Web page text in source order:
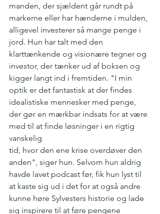
manden, der sjældent går rundt på
markerne eller har hænderne i mulden,
alligevel investerer så mange penge i
jord. Hun har talt med den
klarttænkende og visionære tegner og
investor, der tænker ud af boksen og
kigger langt ind i fremtiden. "I min
optik er det fantastisk at der findes
idealistiske mennesker med penge,
der gør en mærkbar indsats for at være
med til at finde løsninger i en rigtig
vanskelig
tid, hvor den ene krise overdøver den
anden", siger hun. Selvom hun aldrig
havde lavet podcast før, fik hun lyst til
at kaste sig ud i det for at også andre
kunne høre Sylvesters historie og lade
sig inspirere til at føre pengene